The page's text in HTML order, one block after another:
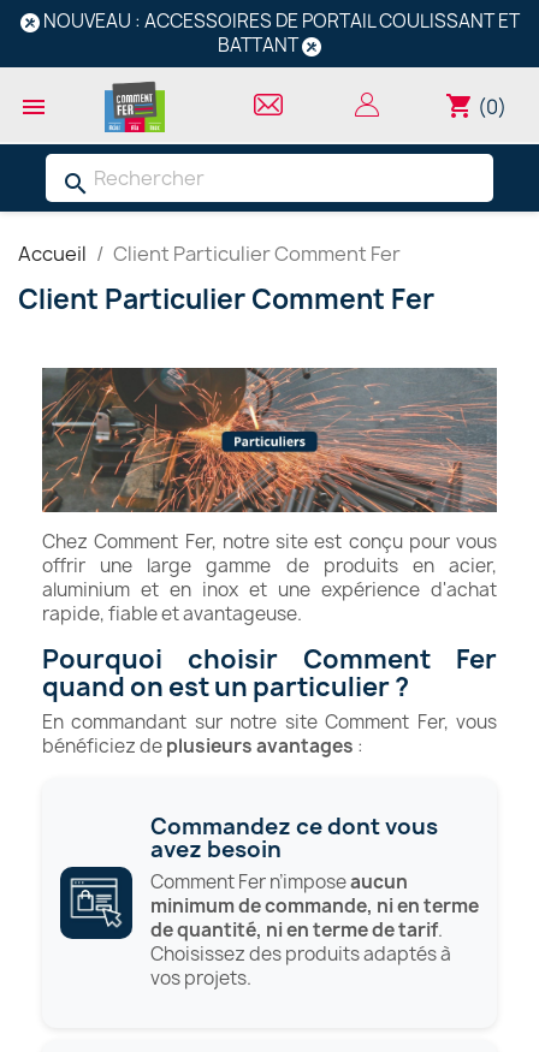
NOUVEAU : ACCESSOIRES DE PORTAIL COULISSANT ET
BATTANT
 shopping_cart (0)
search
Accueil Client Particulier Comment Fer
Client Particulier Comment Fer
Chez Comment Fer, notre site est conçu pour vous
offrir une large gamme de produits en acier,
aluminium et en inox et une expérience d'achat
rapide, fiable et avantageuse.
Pourquoi choisir Comment Fer
quand on est un particulier ?
En commandant sur notre site Comment Fer, vous
bénéficiez deplusieurs avantages :
Commandez ce dont vous
avez besoin
Comment Fer n’imposeaucun
minimum de commande, ni en terme
de quantité, ni en terme de tarif.
Choisissez des produits adaptés à
vos projets.